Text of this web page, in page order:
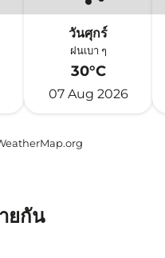
วันศุกร์
ฝนเบา ๆ
30°C
07 Aug 2026
ยกัน